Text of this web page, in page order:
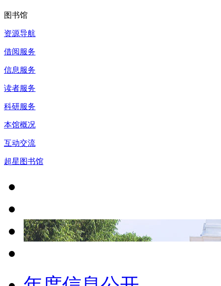
图书馆
资源导航
借阅服务
信息服务
读者服务
科研服务
本馆概况
互动交流
超星图书馆